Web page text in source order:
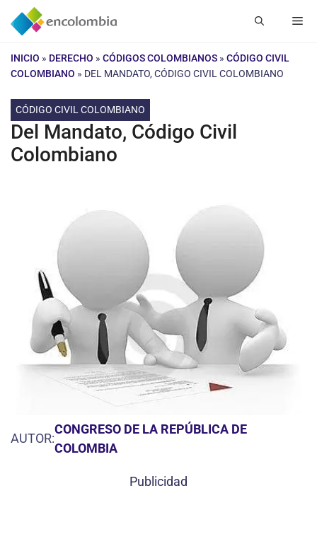
Saltar
INICIO » DERECHO » CÓDIGOS COLOMBIANOS » CÓDIGO CIVIL
COLOMBIANO » DEL MANDATO, CÓDIGO CIVIL COLOMBIANO
CÓDIGO CIVIL COLOMBIANO
Del Mandato, Código Civil
Colombiano
AUTOR:
CONGRESO DE LA REPÚBLICA DE
COLOMBIA
Publicidad